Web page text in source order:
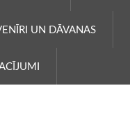
UN DĀVANAS